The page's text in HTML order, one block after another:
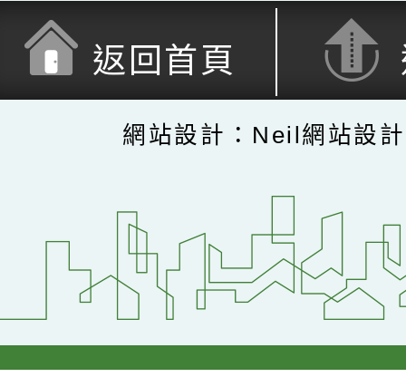
返回首頁
網站設計：Neil網站設